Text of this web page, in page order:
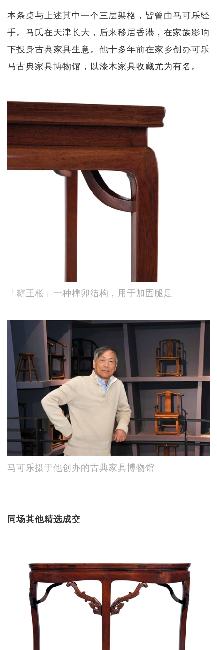
本条桌与上述其中一个三层架格，皆曾由马可乐经
手。马氏在天津长大，后来移居香港，在家族影响
下投身古典家具生意。他十多年前在家乡创办可乐
马古典家具博物馆，以漆木家具收藏尤为有名。
「霸王枨」一种榫卯结构，用于加固腿足
马可乐摄于他创办的古典家具博物馆
同场其他精选成交